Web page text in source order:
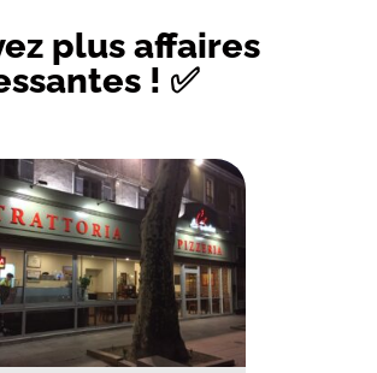
plus affaires
! ✅